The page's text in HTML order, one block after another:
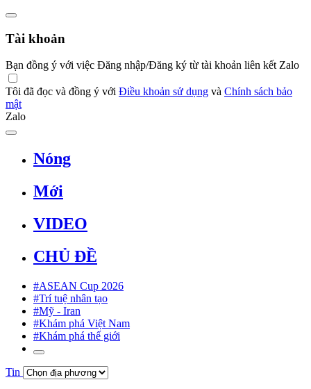
Tài khoản
Bạn đồng ý với việc Đăng nhập/Đăng ký từ tài khoản liên kết Zalo
Tôi đã đọc và đồng ý với Điều khoản sử dụng và Chính sách bảo
mật
Zalo
Nóng
Mới
VIDEO
CHỦ ĐỀ
#ASEAN Cup 2026
#Trí tuệ nhân tạo
#Mỹ - Iran
#Khám phá Việt Nam
#Khám phá thế giới
Tin